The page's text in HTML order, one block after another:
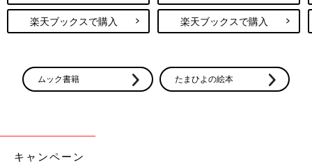
楽天ブックスで購入 楽天ブックスで購入
ムック書籍 たまひよの絵本
キャンペーン